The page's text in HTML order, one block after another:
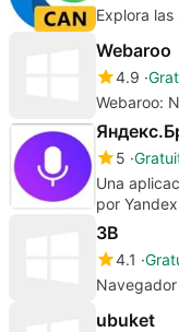
Explora
Webaroo
4.9
Webaroo:
5
Una
por
3B
4.1
ubuket